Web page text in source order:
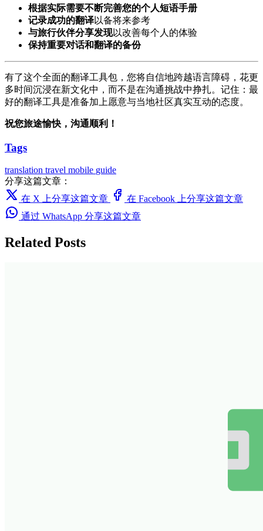
根据实际需要不断完善您的个人短语手册
记录成功的翻译以备将来参考
与旅行伙伴分享发现以改善每个人的体验
保持重要对话和翻译的备份
有了这个全面的翻译工具包，您将自信地跨越语言障碍，花更
多时间沉浸在新文化中，而不是在沟通挑战中挣扎。记住：最
好的翻译工具是准备加上愿意与当地社区真实互动的态度。
祝您旅途愉快，沟通顺利！
Tags
translation travel mobile guide
分享这篇文章：
在 X 上分享这篇文章
在 Facebook 上分享这篇文章
通过 WhatsApp 分享这篇文章
Related Posts